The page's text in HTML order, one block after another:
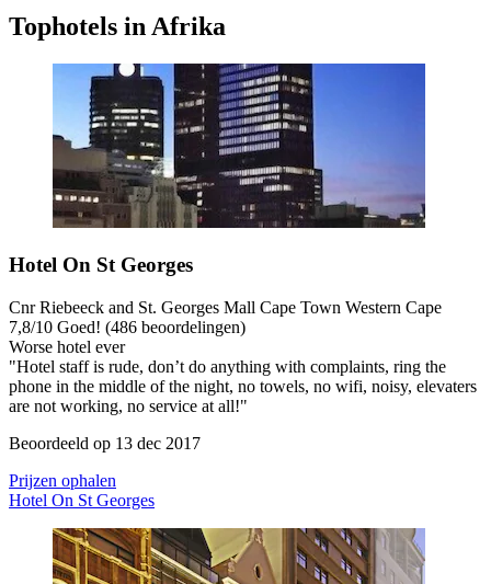
Tophotels in Afrika
Hotel On St Georges
Cnr Riebeeck and St. Georges Mall Cape Town Western Cape
7,8/10 Goed! (486 beoordelingen)
Worse hotel ever
"Hotel staff is rude, don’t do anything with complaints, ring the
phone in the middle of the night, no towels, no wifi, noisy, elevaters
are not working, no service at all!"
Beoordeeld op 13 dec 2017
Prijzen ophalen
Hotel On St Georges